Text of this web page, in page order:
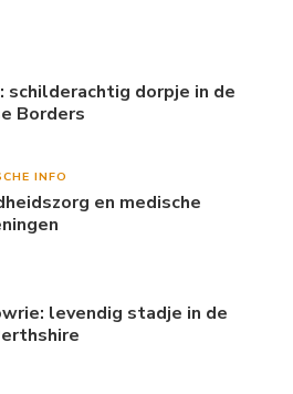
schilderachtig dorpje in de
Borders
INFO
en medische
levendig stadje in de